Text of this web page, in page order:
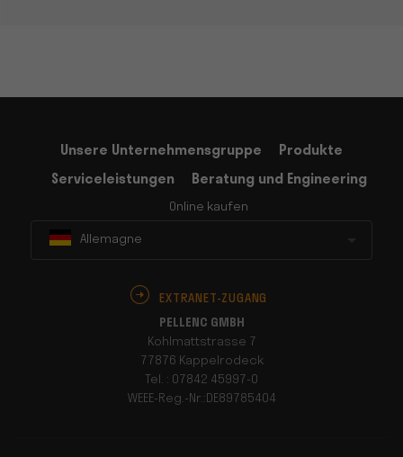
Unsere Unternehmensgruppe
Produkte
Serviceleistungen
Beratung und Engineering
Online kaufen
Allemagne
EXTRANET-ZUGANG
PELLENC GMBH
Kohlmattstrasse 7
77876 Kappelrodeck
Tel. : 07842 45997-0
WEEE-Reg.-Nr.:DE89785404